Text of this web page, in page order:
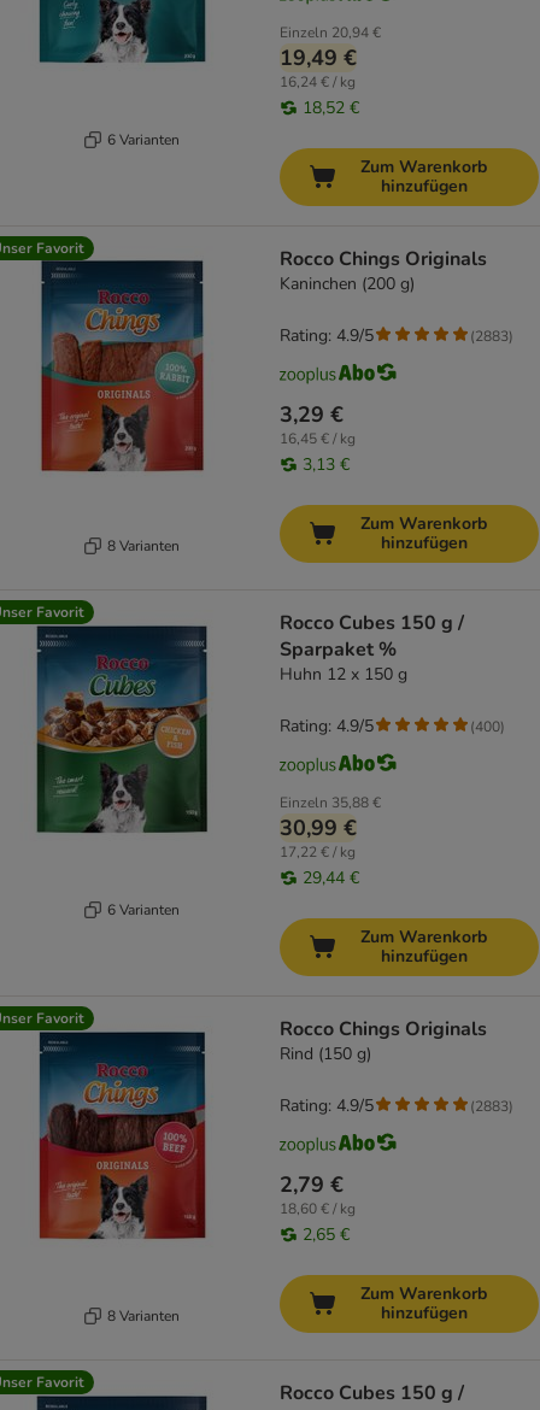
6 Varianten
Einzeln 20,94 €
19,49 €
16,24 € / kg
18,52 €
Zum Warenkorb
hinzufügen
Favorit
8 Varianten
Rocco Chings Originals
Kaninchen (200 g)
3,29 €
16,45 € / kg
3,13 €
Rating: 4.9/5 (2883)
Zum Warenkorb
hinzufügen
Favorit
6 Varianten
Rocco Cubes 150 g /
Sparpaket %
Huhn 12 x 150 g
Einzeln 35,88 €
30,99 €
17,22 € / kg
29,44 €
Rating: 4.9/5 (400)
Zum Warenkorb
hinzufügen
Favorit
8 Varianten
Rocco Chings Originals
Rind (150 g)
2,79 €
18,60 € / kg
2,65 €
Rating: 4.9/5 (2883)
Zum Warenkorb
hinzufügen
Favorit
Rocco Cubes 150 g /